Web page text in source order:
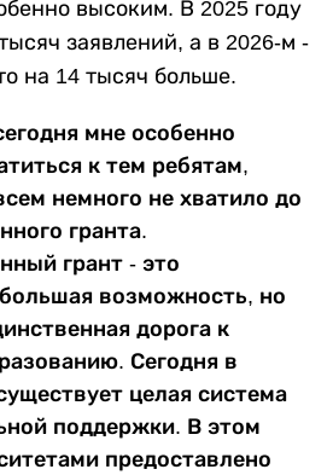
высоким. В 2025 году
заявлений, а в 2026-м -
на 14 тысяч больше.
мне особенно
к тем ребятам,
немного не хватило до
гранта.
грант - это
возможность, но
дорога к
Сегодня в
целая система
поддержки. В этом
предоставлено